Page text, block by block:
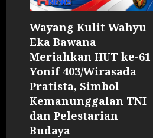
Wayang Kulit Wahyu
Eka Bawana
Meriahkan HUT ke-61
Yonif 403/Wirasada
Pratista, Simbol
Kemanunggalan TNI
dan Pelestarian
Budaya